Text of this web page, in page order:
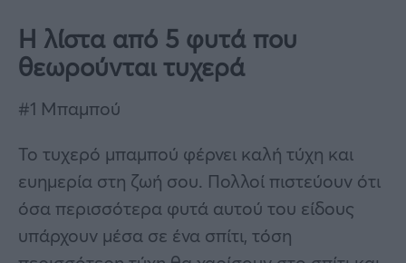
Η λίστα από 5 φυτά που
θεωρούνται τυχερά
#1 Μπαμπού
Το τυχερό μπαμπού φέρνει καλή τύχη και
ευημερία στη ζωή σου. Πολλοί πιστεύουν ότι
όσα περισσότερα φυτά αυτού του είδους
υπάρχουν μέσα σε ένα σπίτι, τόση